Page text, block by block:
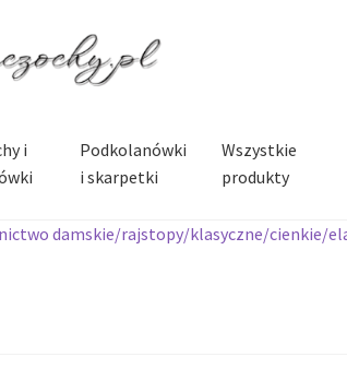
i
Podkolanówki
i skarpetki
Wszystkie
produkty
damskie/rajstopy/klasyczne/cienkie/